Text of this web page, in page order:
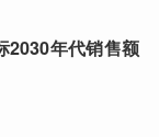
年代销售额